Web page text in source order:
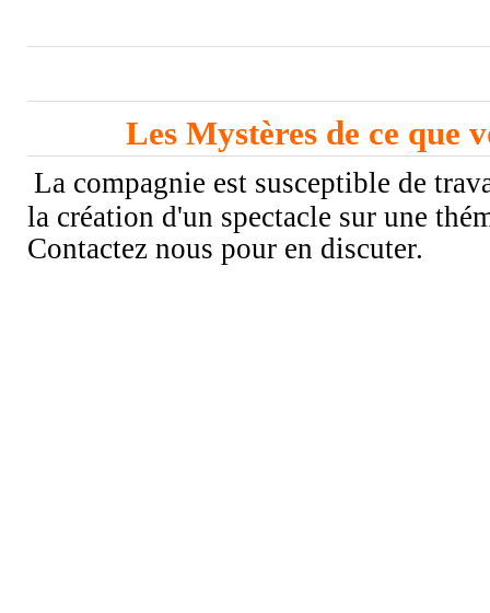
Les Mystères de ce que
La compagnie est susceptible de
la création d'un spectacle sur une
Contactez nous pour en discuter.